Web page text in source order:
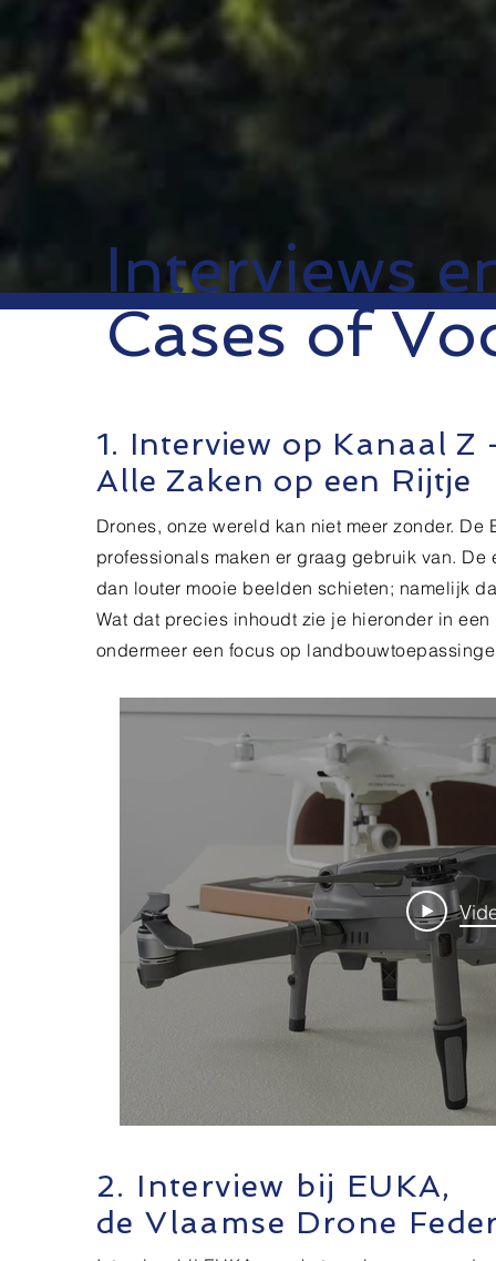
Interviews
Cases of
1. Interview op Kanaal Z
Alle Zaken op een Rijtje
Drones, onze wereld kan niet meer zonder.
professionals maken er graag gebruik van.
dan louter mooie beelden schieten; namelijk
Wat dat precies inhoudt zie je hieronder in
ondermeer een focus op
2. Interview bij EUKA,
de Vlaamse Drone